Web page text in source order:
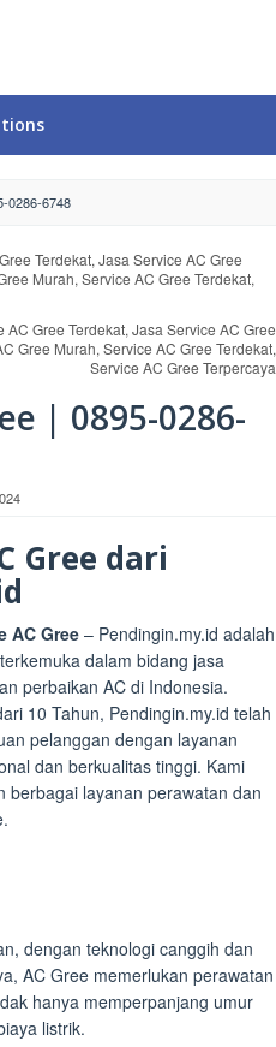
0286-6748
Gree Terdekat, Jasa Service AC Gree
Gree Murah, Service AC Gree Terdekat,
Service AC Gree Terpercaya
| 0895-0286-
Gree dari
AC Gree – Pendingin.my.id adalah
dalam bidang jasa
perbaikan AC di Indonesia.
10 Tahun, Pendingin.my.id telah
pelanggan dengan layanan
dan berkualitas tinggi. Kami
berbagai layanan perawatan dan
dengan teknologi canggih dan
AC Gree memerlukan perawatan
hanya memperpanjang umur
listrik.